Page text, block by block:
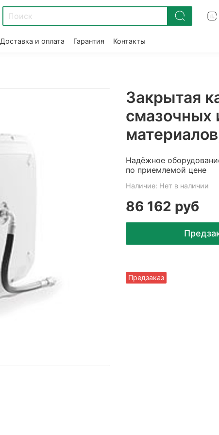
Доставка и оплата Гарантия Контакты
Наличие: Нет в наличии
Предзаказ
Закрытая
смазочных
86 162 руб
Надёжное
по приемлемой цене